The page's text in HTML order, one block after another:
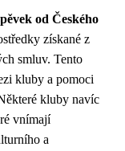
od Českého
získané z
smluv. Tento
kluby a pomoci
kluby navíc
vnímají
a